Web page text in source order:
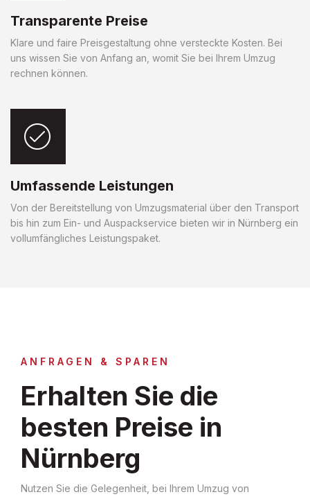
Transparente Preise
Klare und faire Preisgestaltung ohne versteckte Kosten. Bei
uns wissen Sie von Anfang an, womit Sie bei Ihrem Umzug
rechnen können.
Umfassende Leistungen
Von der Bereitstellung von Umzugsmaterial über den Transport
bis hin zum Ein- und Auspackservice bieten wir in Nürnberg ein
vollumfängliches Leistungspaket.
ANFRAGEN & SPAREN
Erhalten Sie die
besten Preise in
Nürnberg
Nutzen Sie die Gelegenheit, bei Ihrem Umzug von